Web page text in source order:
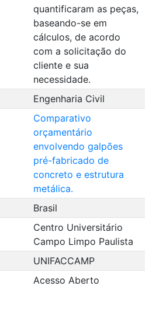
quantificaram as peças,
baseando-se em
cálculos, de acordo
com a solicitação do
cliente e sua
necessidade.
Engenharia Civil
Comparativo
orçamentário
envolvendo galpões
pré-fabricado de
concreto e estrutura
metálica.
Brasil
Centro Universitário
Campo Limpo Paulista
UNIFACCAMP
Acesso Aberto